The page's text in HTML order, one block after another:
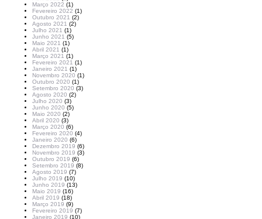
Março 2022 (1)
Fevereiro 2022 (1)
Outubro 2021 (2)
Agosto 2021 (2)
Julho 2021 (1)
Junho 2021 (5)
Maio 2021 (1)
Abril 2021 (1)
Março 2021 (1)
Fevereiro 2021 (1)
Janeiro 2021 (1)
Novembro 2020 (1)
Outubro 2020 (1)
Setembro 2020 (3)
Agosto 2020 (2)
Julho 2020 (3)
Junho 2020 (5)
Maio 2020 (2)
Abril 2020 (3)
Março 2020 (6)
Fevereiro 2020 (4)
Janeiro 2020 (6)
Dezembro 2019 (6)
Novembro 2019 (3)
Outubro 2019 (6)
Setembro 2019 (8)
Agosto 2019 (7)
Julho 2019 (10)
Junho 2019 (13)
Maio 2019 (16)
Abril 2019 (18)
Março 2019 (9)
Fevereiro 2019 (7)
Janeiro 2019 (10)